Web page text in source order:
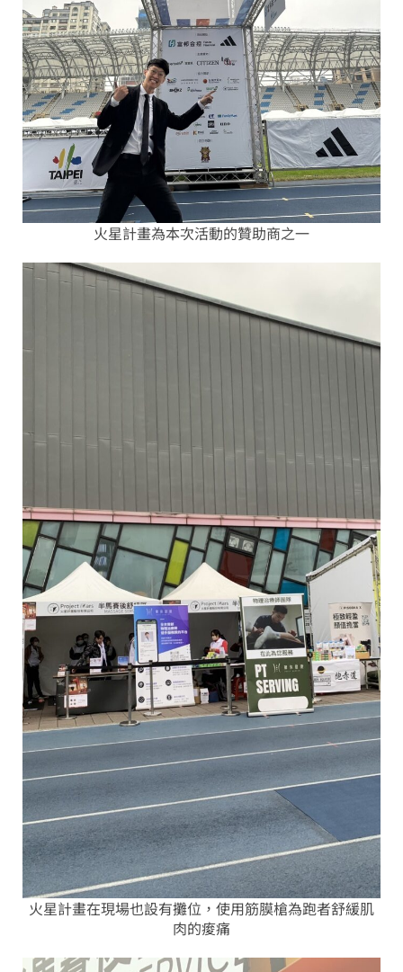
火星計畫為本次活動的贊助商之一
火星計畫在現場也設有攤位，使用筋膜槍為跑者舒緩肌
肉的痠痛